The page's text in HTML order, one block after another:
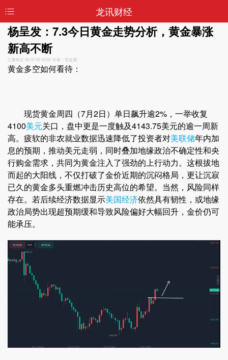
龙讯财经
杨呈发：7.3今日黄金走势分析，黄金暴涨
新高不断
汇聚热文 26-07-03 10:33 作者：贵金属
黄金多空如何看待：
现货黄金周四（7月2日）单日飙升逾2%，一举收复
4100美元关口，盘中更是一度触及4143.75美元的逾一周新
高。疲软的非农就业数据迅速降低了投资者对美联储年内加
息的预期，推动美元走弱，同时叠加地缘政治不确定性和央
行购金需求，共同为黄金注入了强劲的上行动力。这根拔地
而起的大阳线，不仅打破了金价近期的沉闷格局，更让沉寂
已久的黄金多头重燃冲击历史高位的希望。当然，风险同样
存在。若后续经济数据显示美国经济依然具有韧性，或地缘
政治局势出现超预期缓和导致风险偏好大幅回升，金价仍可
能承压。